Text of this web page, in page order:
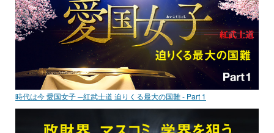
時代は今 愛国女子 ─紅武士道 迫りくる最大の国難 - Part 1